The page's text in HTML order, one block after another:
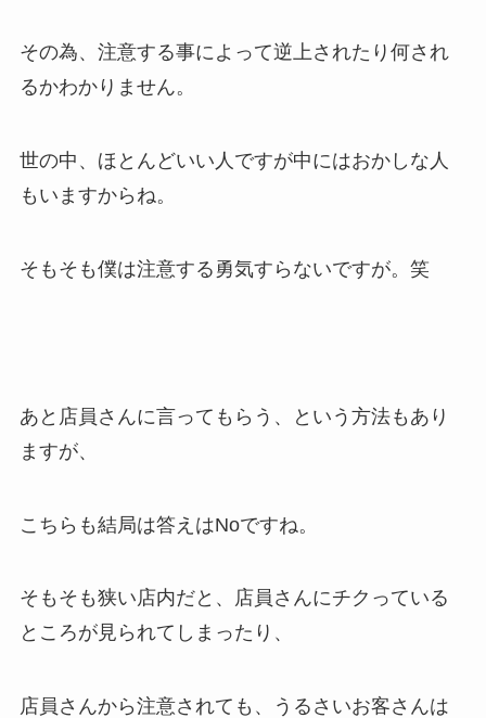
その為、注意する事によって逆上されたり何され
るかわかりません。
世の中、ほとんどいい人ですが中にはおかしな人
もいますからね。
そもそも僕は注意する勇気すらないですが。笑
あと店員さんに言ってもらう、という方法もあり
ますが、
こちらも結局は答えはNoですね。
そもそも狭い店内だと、店員さんにチクっている
ところが見られてしまったり、
店員さんから注意されても、うるさいお客さんは